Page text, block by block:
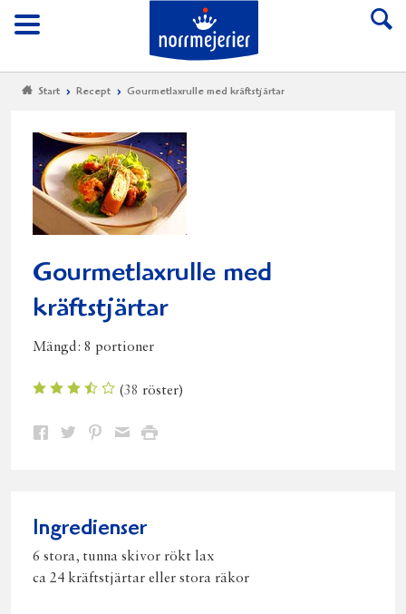
Meny
Till Norrmejerier
Start Recept Gourmetlaxrulle med kräftstjärtar
Gourmetlaxrulle med
kräftstjärtar
Mängd: 8 portioner
(38 röster)
Dela Dela Dela DelaSkriv
Ingredienser
6 stora, tunna skivor rökt lax
ca 24 kräftstjärtar eller stora räkor